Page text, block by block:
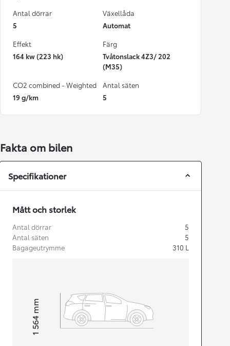
Antal dörrar
5
Växellåda
Automat
Effekt
164 kw (223 hk)
Färg
Tvåtonslack 4Z3/ 202
(M35)
CO2 combined - Weighted
19 g/km
Antal säten
5
Fakta om bilen
Specifikationer
Mått och storlek
Antal dörrar
5
Antal säten
5
Bagageutrymme
310 L
Height1 564
mm